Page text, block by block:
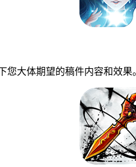
体期望的稿件内容和效果